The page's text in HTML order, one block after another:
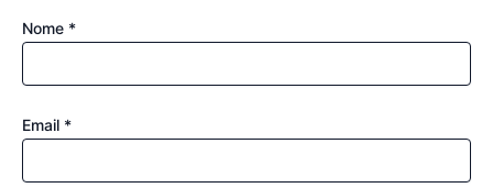
Nome *
Email *